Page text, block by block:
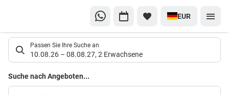
EUR
Suchlistenseite
Passen Sie Ihre Suche an
10.08.26 – 08.08.27, 2 Erwachsene
Suche nach Angeboten...